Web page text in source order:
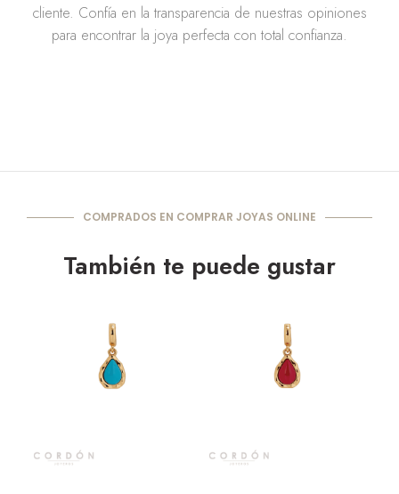
cliente. Confía en la transparencia de nuestras opiniones
para encontrar la joya perfecta con total confianza.
COMPRADOS EN COMPRAR JOYAS ONLINE
También te puede gustar